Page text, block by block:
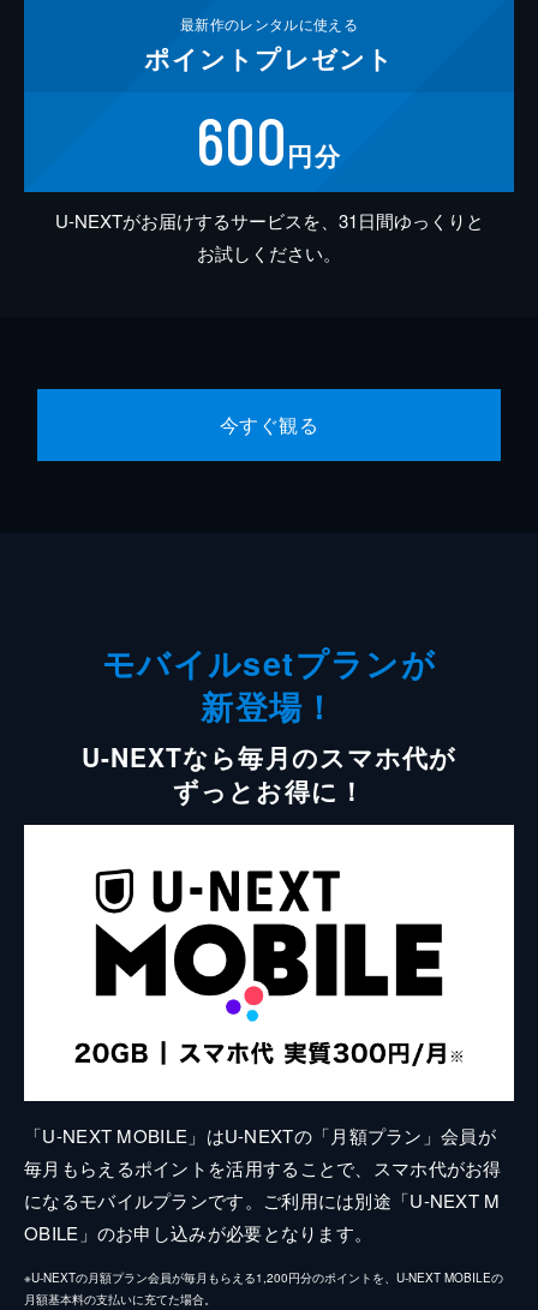
最新作のレンタルに使える
ポイント プレゼント
600円分
U-NEXTがお届けするサービスを、31日間ゆっくりと
お試しください。
今すぐ観る
モバイルsetプランが
新登場！
U-NEXTなら毎月のスマホ代が
ずっとお得に！
「U-NEXT MOBILE」はU-NEXTの「月額プラン」会員が
毎月もらえるポイントを活用することで、スマホ代がお得
になるモバイルプランです。ご利用には別途「U-NEXT M
OBILE」のお申し込みが必要となります。
※U-NEXTの月額プラン会員が毎月もらえる1,200円分のポイントを、U-NEXT MOBILEの
月額基本料の支払いに充てた場合。